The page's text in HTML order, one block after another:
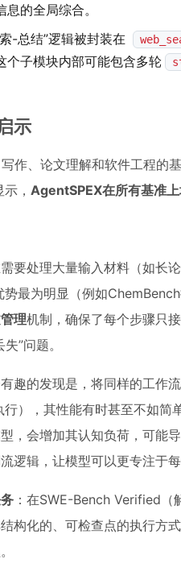
的全局综合。
-总结”逻辑被封装在
个子模块内部可能包含多轮
示
作、论文理解和软件工程的
， AgentSPEX在所有基准
需要处理大量输入材料（如长
最为明显（例如
理机制，确保了每个步骤只
”问题。
有趣的发现是，将同样的工作
），其性能有时甚至不如简
，会增加其认知负荷，可能
逻辑，让模型可以更专注于
：在SWE-Bench Verified
构化的、可检查点的执行方